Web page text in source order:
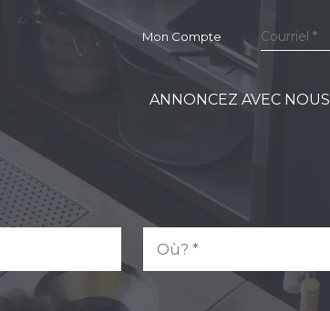
Mon Compte
ANNONCEZ AVEC NOUS